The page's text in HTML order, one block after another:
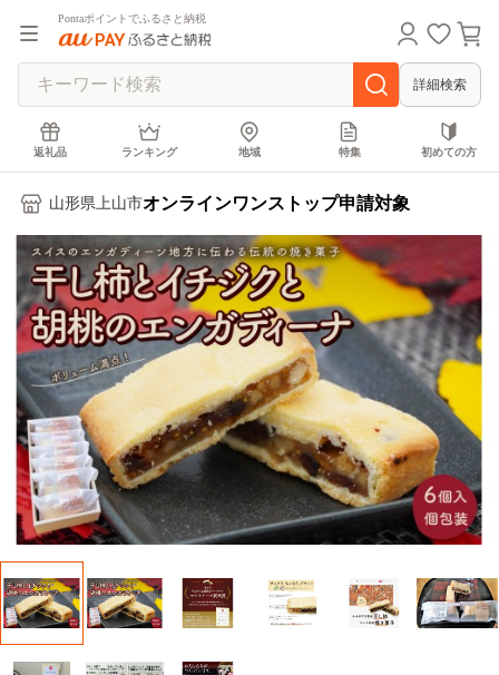
Pontaポイントでふるさと納税
詳細検索
返礼品 ランキング 地域 特集 初めての方
山形県上山市オンラインワンストップ申請対象